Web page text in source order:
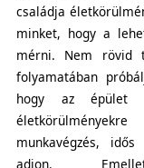
családja
minket, hogy a
mérni. Nem rövid
folyamatában
hogy az épület
munkavégzés,
adjon. Emellett